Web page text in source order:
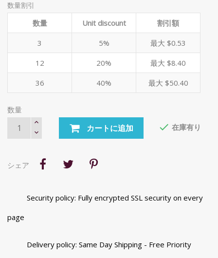
数量割引
数量 Unit discount 割引額
3 5% 最大 $0.53
12 20% 最大 $8.40
36 40% 最大 $50.40
数量
カートに追加  在庫有り
シェア
Security policy: Fully encrypted SSL security on every
page
Delivery policy: Same Day Shipping - Free Priority